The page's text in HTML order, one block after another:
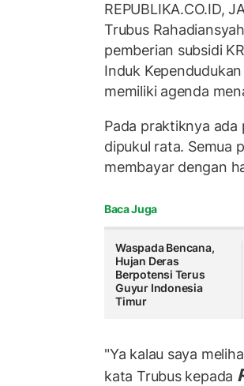
REPUBLIKA.CO.ID,
Trubus
pemberian subsidi
Induk
memiliki agenda
Pada praktiknya ada
dipukul rata. Semua
membayar dengan
Baca Juga
Waspada Bencana,
Hujan Deras
Berpotensi Terus
Guyur Indonesia
Timur
"Ya kalau saya
kata Trubus kepada